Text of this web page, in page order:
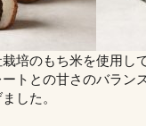
培のもち米を使用し
トとの甘さのバラン
した。